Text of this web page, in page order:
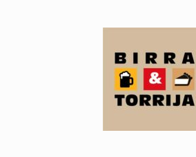
¿Esto que es pués?
Últimas visitas
Todos los garitos